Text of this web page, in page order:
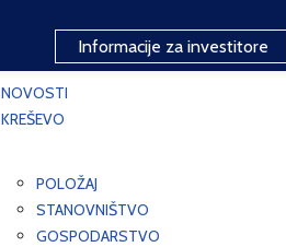
Informacije za investitore
NOVOSTI
KREŠEVO
POLOŽAJ
STANOVNIŠTVO
GOSPODARSTVO